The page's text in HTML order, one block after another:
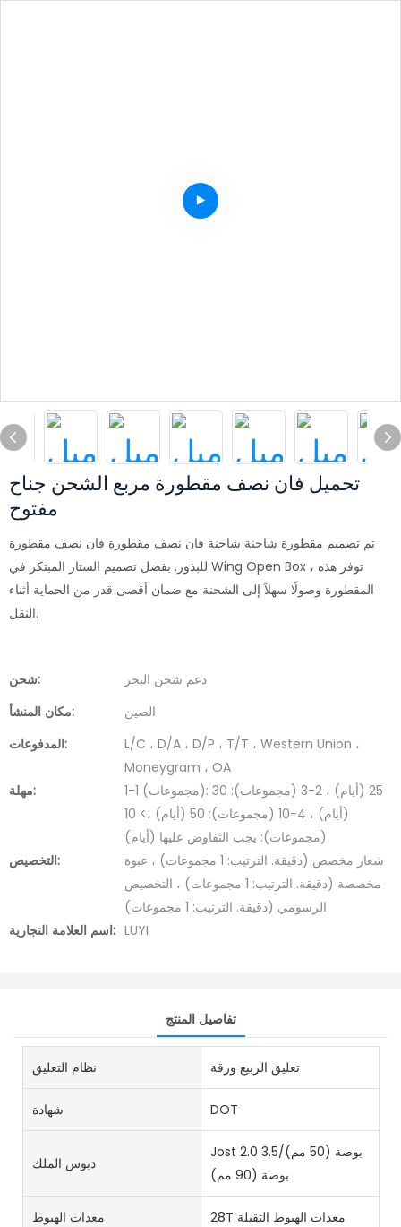
تحميل فان نصف مقطورة مربع الشحن جناح
مفتوح
تم تصميم مقطورة شاحنة شاحنة فان نصف مقطورة فان نصف مقطورة
للبذور. بفضل تصميم الستار المبتكر في Wing Open Box ، توفر هذه
المقطورة وصولًا سهلاً إلى الشحنة مع ضمان أقصى قدر من الحماية أثناء
النقل.
شحن:
دعم شحن البحر
مكان المنشأ:
الصين
المدفوعات:
L/C ، D/A ، D/P ، T/T ، Western Union ،
Moneygram ، OA
مهلة:
1-1 (مجموعات): 25 (أيام) ، 2-3 (مجموعات): 30
(أيام) ، 4-10 (مجموعات): 50 (أيام) ،> 10
(مجموعات): يجب التفاوض عليها (أيام)
التخصيص:
شعار مخصص (دقيقة. الترتيب: 1 مجموعات) ، عبوة
مخصصة (دقيقة. الترتيب: 1 مجموعات) ، التخصيص
الرسومي (دقيقة. الترتيب: 1 مجموعات)
اسم العلامة التجارية: LUYI
تفاصيل المنتج
نظام التعليق تعليق الربيع ورقة
شهادة DOT
دبوس الملك
Jost 2.0 بوصة (50 مم)/3.5
بوصة (90 مم)
معدات الهبوط 28T معدات الهبوط الثقيلة